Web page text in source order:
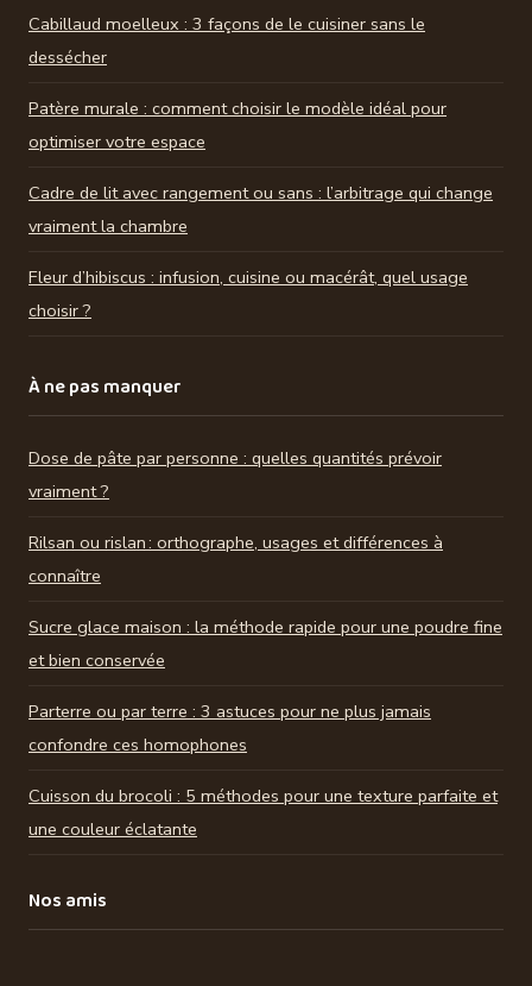
Cabillaud moelleux : 3 façons de le cuisiner sans le
dessécher
Patère murale : comment choisir le modèle idéal pour
optimiser votre espace
Cadre de lit avec rangement ou sans : l’arbitrage qui change
vraiment la chambre
Fleur d’hibiscus : infusion, cuisine ou macérât, quel usage
choisir ?
À ne pas manquer
Dose de pâte par personne : quelles quantités prévoir
vraiment ?
Rilsan ou rislan : orthographe, usages et différences à
connaître
Sucre glace maison : la méthode rapide pour une poudre fine
et bien conservée
Parterre ou par terre : 3 astuces pour ne plus jamais
confondre ces homophones
Cuisson du brocoli : 5 méthodes pour une texture parfaite et
une couleur éclatante
Nos amis